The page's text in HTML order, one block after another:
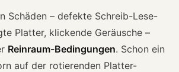
Schäden – defekte Schreib-Lese-
Platter, klickende Geräusche –
Reinraum-Bedingungen. Schon ein
auf der rotierenden Platter-